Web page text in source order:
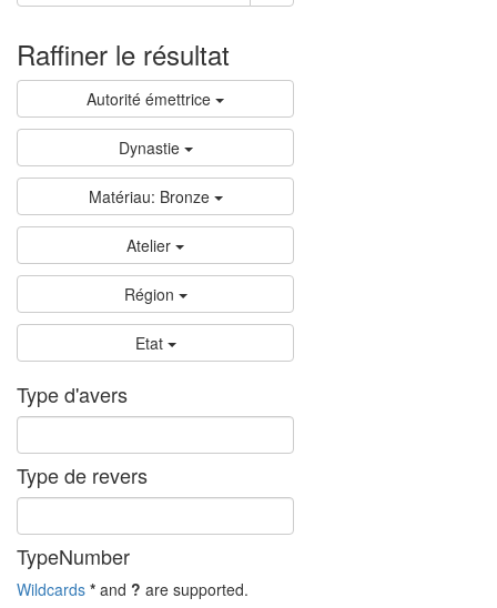
Raffiner le résultat
Autorité émettrice
Dynastie
Matériau: Bronze
Atelier
Région
Etat
Type d'avers
Type de revers
TypeNumber
Wildcards * and ? are supported.